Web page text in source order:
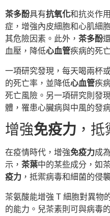
茶多酚具有抗氧化和抗炎作
症，增強內皮細胞和心肌細
其危險因素。此外， 茶多酚
血壓，降低心血管疾病的死
一項研究發現，每天喝兩杯
的死亡率，並降低心血管疾
死亡風險。另一項研究則發現
體，罹患心臟病與中風的發
增強免疫力 ，
在疫情時代，增強免疫力成
示， 茶葉中的某些成分，如
疫力 ，抵禦病毒和細菌的侵
茶氨酸能增強 T 細胞對異物
的能力。兒茶素則可與病毒